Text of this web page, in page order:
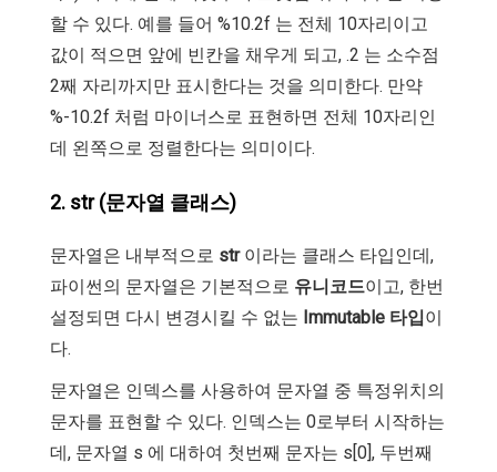
할 수 있다. 예를 들어 %10.2f 는 전체 10자리이고
값이 적으면 앞에 빈칸을 채우게 되고, .2 는 소수점
2째 자리까지만 표시한다는 것을 의미한다. 만약
%-10.2f 처럼 마이너스로 표현하면 전체 10자리인
데 왼쪽으로 정렬한다는 의미이다.
2. str (문자열 클래스)
문자열은 내부적으로 str이라는 클래스 타입인데,
파이썬의 문자열은 기본적으로 유니코드이고, 한번
설정되면 다시 변경시킬 수 없는 Immutable 타입이
다.
문자열은 인덱스를 사용하여 문자열 중 특정위치의
문자를 표현할 수 있다. 인덱스는 0로부터 시작하는
데, 문자열 s 에 대하여 첫번째 문자는 s[0], 두번째